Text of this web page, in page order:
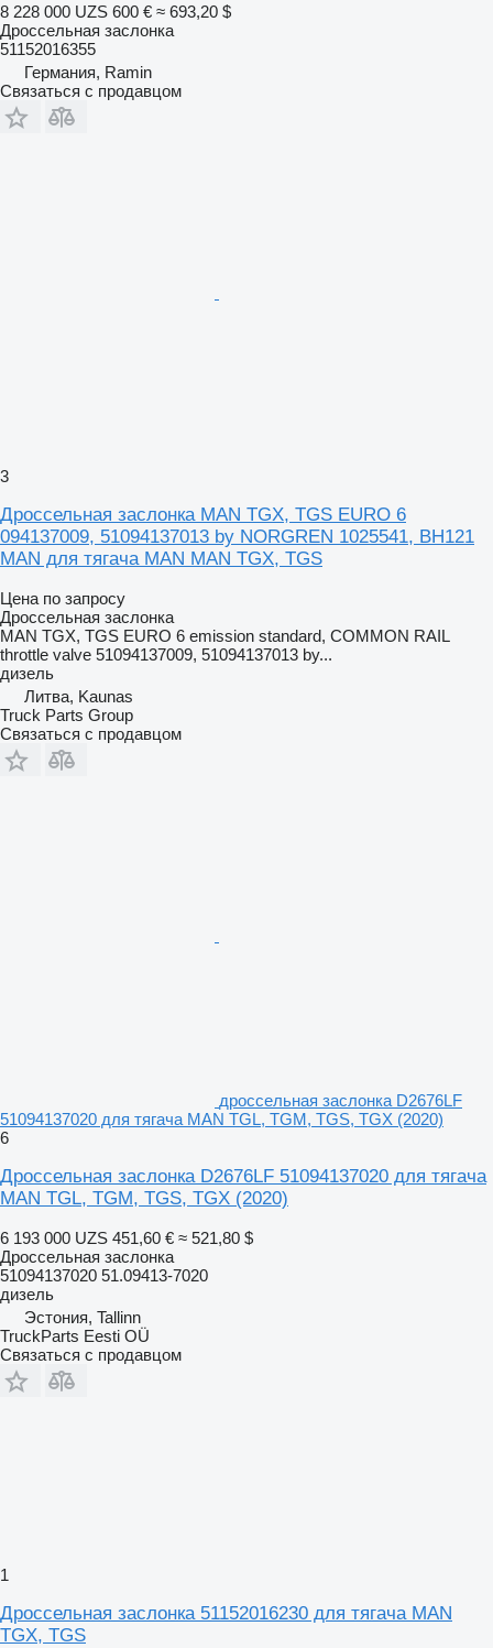
8 228 000 UZS 600 € ≈ 693,20 $
Дроссельная заслонка
51152016355
Германия, Ramin
Связаться с продавцом
3
Дроссельная заслонка MAN TGX, TGS EURO 6
094137009, 51094137013 by NORGREN 1025541, BH121
MAN для тягача MAN MAN TGX, TGS
Цена по запросу
Дроссельная заслонка
MAN TGX, TGS EURO 6 emission standard, COMMON RAIL
throttle valve 51094137009, 51094137013 by...
дизель
Литва, Kaunas
Truck Parts Group
Связаться с продавцом
дроссельная заслонка D2676LF
51094137020 для тягача MAN TGL, TGM, TGS, TGX (2020)
6
Дроссельная заслонка D2676LF 51094137020 для тягача
MAN TGL, TGM, TGS, TGX (2020)
6 193 000 UZS 451,60 € ≈ 521,80 $
Дроссельная заслонка
51094137020 51.09413-7020
дизель
Эстония, Tallinn
TruckParts Eesti OÜ
Связаться с продавцом
1
Дроссельная заслонка 51152016230 для тягача MAN
TGX, TGS